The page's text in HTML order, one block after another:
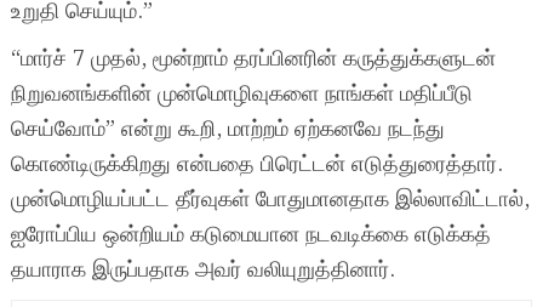
உறுதி செய்யும்.”
“மார்ச் 7 முதல், மூன்றாம் தரப்பினரின் கருத்துக்களுடன்
நிறுவனங்களின் முன்மொழிவுகளை நாங்கள் மதிப்பீடு
செய்வோம்” என்று கூறி, மாற்றம் ஏற்கனவே நடந்து
கொண்டிருக்கிறது என்பதை பிரெட்டன் எடுத்துரைத்தார்.
முன்மொழியப்பட்ட தீர்வுகள் போதுமானதாக இல்லாவிட்டால்,
ஐரோப்பிய ஒன்றியம் கடுமையான நடவடிக்கை எடுக்கத்
தயாராக இருப்பதாக அவர் வலியுறுத்தினார்.